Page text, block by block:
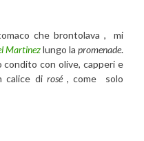
che brontolava , mi
Martinezlungo la promenade.
condito con olive, capperi e
calice di rosé, come solo